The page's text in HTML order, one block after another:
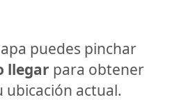
puedes pinchar
llegar para obtener
actual.